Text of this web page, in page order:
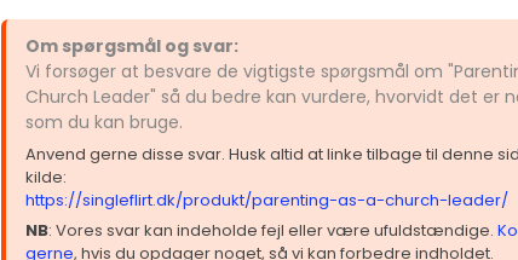
Om spørgsmål og svar:
Vi forsøger at besvare de vigtigste spørgsmål om
Church Leader" så du bedre kan vurdere, hvorvidt det er
som du kan bruge.
Anvend gerne disse svar. Husk altid at linke tilbage til denne
kilde:
https://singleflirt.dk/produkt/parenting-as-a-church-leader/
NB: Vores svar kan indeholde fejl eller være ufuldstændige.
gerne, hvis du opdager noget, så vi kan forbedre indholdet.